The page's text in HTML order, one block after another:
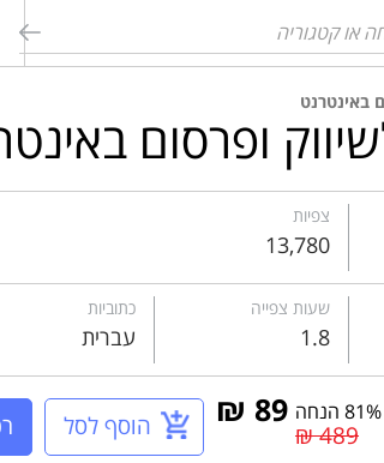
חפש
באינטרנט
ופרסום
צפיות
13,780
שעות צפייה
1.8
כתוביות
עברית
הוסף לסל 81% הנחה